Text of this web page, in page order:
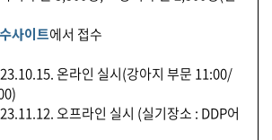
사이트에서 접수
온라인 실시(강아지 부문 11:00/
오프라인 실시 (실기장소 : DDP어